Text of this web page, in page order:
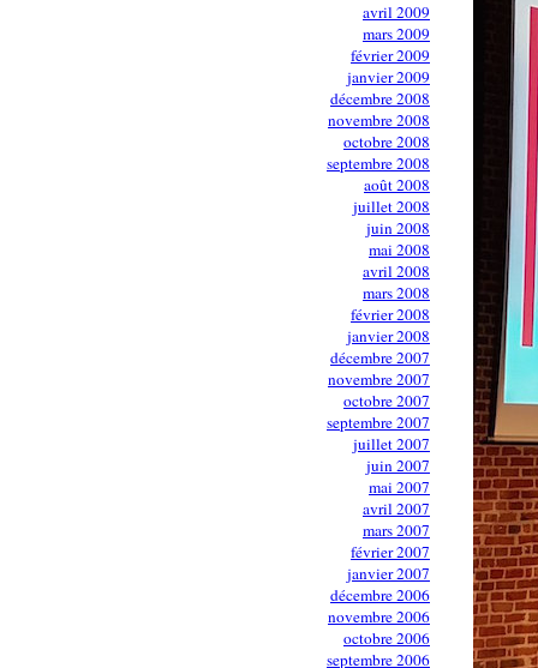
avril 2009
mars 2009
février 2009
janvier 2009
décembre 2008
novembre 2008
octobre 2008
septembre 2008
août 2008
juillet 2008
juin 2008
mai 2008
avril 2008
mars 2008
février 2008
janvier 2008
décembre 2007
novembre 2007
octobre 2007
septembre 2007
juillet 2007
juin 2007
mai 2007
avril 2007
mars 2007
février 2007
janvier 2007
décembre 2006
novembre 2006
octobre 2006
septembre 2006